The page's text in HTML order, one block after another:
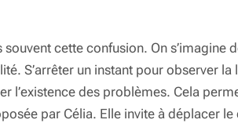
cette confusion. On
S’arrêter un instant pour observer
l’existence des problèmes. Cela
par Célia. Elle invite à